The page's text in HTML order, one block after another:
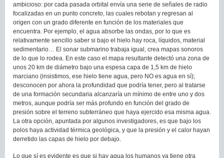
ambicioso: por cada pasada orbital envía una serie de señales de radio
focalizadas en un punto concreto, las cuales rebotan y regresan al
origen con un grado diferente en función de los materiales que
encuentra. Por ejemplo, el agua absorbe las ondas, por lo que es
relativamente sencillo saber si bajo el hielo hay roca, líquidos, material
sedimentario… El sonar submarino trabaja igual, crea mapas sonoros
de lo que lo rodea. En este caso el mapa resultante detectó una zona de
unos 20 km de diámetro bajo una espesa capa de 1,5 km de hielo
marciano (insistimos, ese hielo tiene agua, pero NO es agua en sí);
desconocen por ahora la profundidad que podría tener, pero al tratarse
de una formación secundaria alcanzaría un mínimo de entre uno y dos
metros, aunque podría ser más profundo en función del grado de
presión sobre el terreno subterráneo que haya ejercido esa misma agua.
La otra opción, apuntada por algunos investigadores, es que bajo los
polos haya actividad térmica geológica, y que la presión y el calor hayan
derretido las capas de hielo por debajo.
Lo que sí es evidente es que si hay agua los humanos ya tiene otra